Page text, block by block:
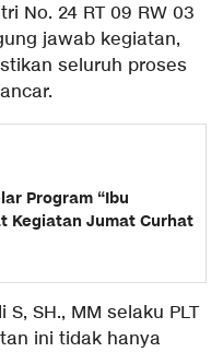
No. 24 RT 09 RW 03
jawab kegiatan,
seluruh proses
Program “Ibu
Kegiatan Jumat Curhat
SH., MM selaku PLT
ini tidak hanya